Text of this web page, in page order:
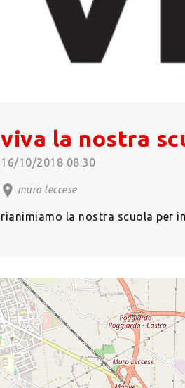
viva la nostra
16/10/2018 08:30
muro leccese
rianimiamo la nostra scuola per